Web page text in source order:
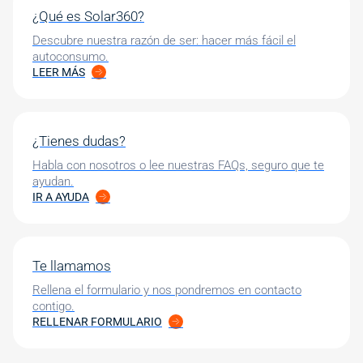
¿Qué es Solar360?
Descubre nuestra razón de ser: hacer más fácil el
autoconsumo.
LEER MÁS
¿Tienes dudas?
Habla con nosotros o lee nuestras FAQs, seguro que te
ayudan.
IR A AYUDA
Te llamamos
Rellena el formulario y nos pondremos en contacto
contigo.
RELLENAR FORMULARIO